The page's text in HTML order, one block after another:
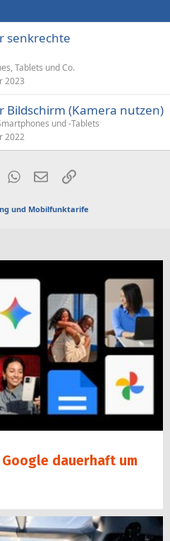
senkrechte
Tablets und Co.
2023
(Kamera nutzen)
und -Tablets
2022
WhatsApp
E-MailLink
und Mobilfunktarife
dauerhaft um